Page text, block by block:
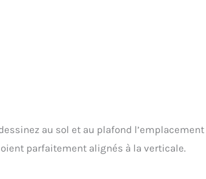
au sol et au plafond l’emplacement
parfaitement alignés à la verticale.